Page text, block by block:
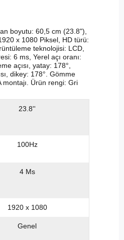
boyutu: 60,5 cm (23.8"),
x 1080 Piksel, HD türü:
teknolojisi: LCD,
6 ms, Yerel açı oranı:
açısı, yatay: 178°,
dikey: 178°. Gömme
montajı. Ürün rengi: Gri
23.8''
100Hz
4 Ms
1920 x 1080
Genel